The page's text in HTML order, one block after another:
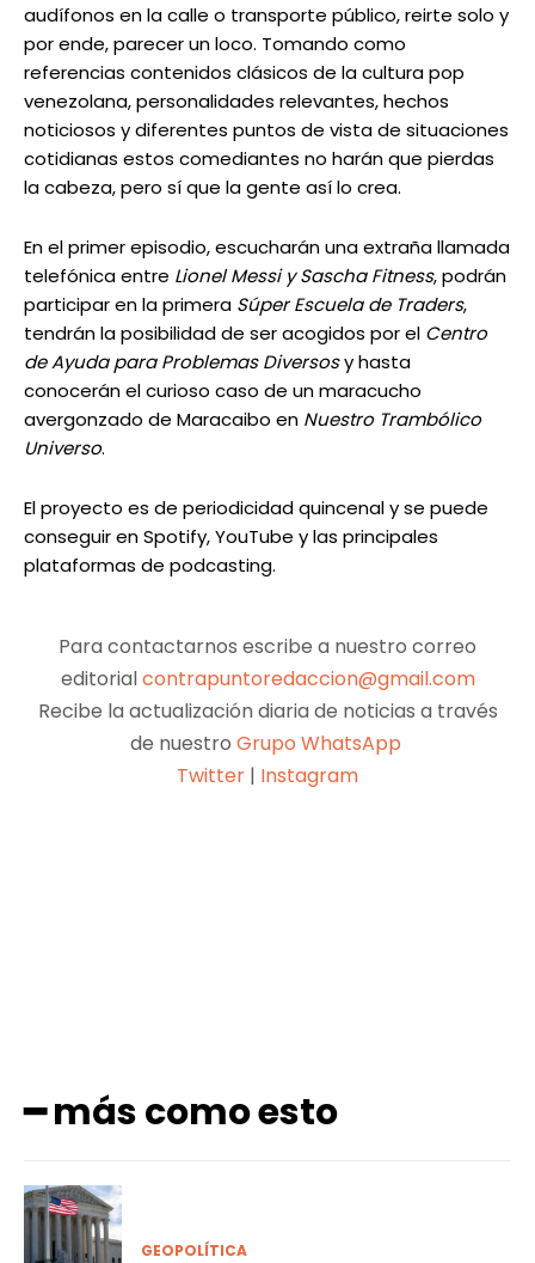
audífonos en la calle o transporte público, reirte solo y
por ende, parecer un loco. Tomando como
referencias contenidos clásicos de la cultura pop
venezolana, personalidades relevantes, hechos
noticiosos y diferentes puntos de vista de situaciones
cotidianas estos comediantes no harán que pierdas
la cabeza, pero sí que la gente así lo crea.
En el primer episodio, escucharán una extraña llamada
telefónica entre Lionel Messi y Sascha Fitness, podrán
participar en la primera Súper Escuela de Traders,
tendrán la posibilidad de ser acogidos por el Centro
de Ayuda para Problemas Diversosy hasta
conocerán el curioso caso de un maracucho
avergonzado de Maracaibo en Nuestro Trambólico
Universo.
El proyecto es de periodicidad quincenal y se puede
conseguir en Spotify, YouTube y las principales
plataformas de podcasting.
Para contactarnos escribe a nuestro correo
editorialcontrapuntoredaccion@gmail.com
Recibe la actualización diaria de noticias a través
de nuestro Grupo WhatsApp
Twitter | Instagram
━ más como esto
GEOPOLÍTICA